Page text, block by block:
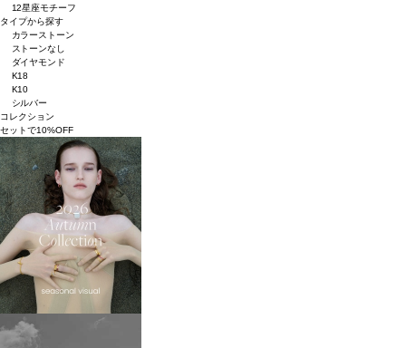
12星座モチーフ
タイプから探す
カラーストーン
ストーンなし
ダイヤモンド
K18
K10
シルバー
コレクション
セットで10%OFF